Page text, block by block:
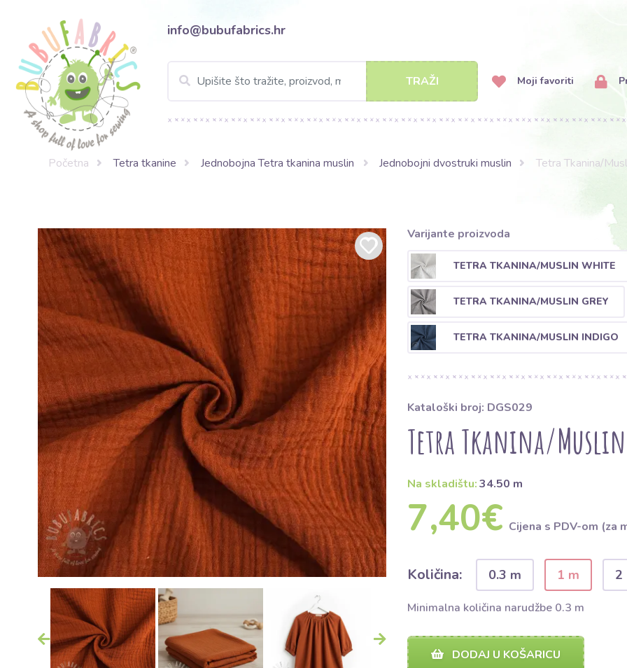
info@bubufabrics.hr
TRAŽI Moji favoriti
Početna Tetra tkanine Jednobojna Tetra tkanina muslin Jednobojni dvostruki muslin Tetra Tkanina/
Varijante proizvoda
TETRA TKANINA/MUSLIN WHITE
TETRA TKANINA/MUSLIN GREY
TETRA TKANINA/MUSLIN INDIGO
Kataloški broj: DGS029
Tetra Tkanina/
Na skladištu:34.50 m
7,40€ Cijena s PDV-om (za
Količina: 0.3 m 1 m 2
Minimalna količina narudžbe 0.3 m
DODAJ U KOŠARICU